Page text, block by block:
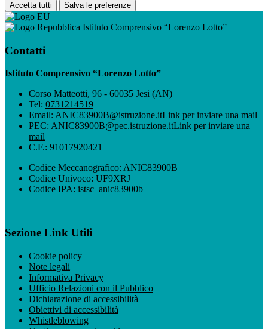
Accetta tutti Salva le preferenze
Istituto Comprensivo “Lorenzo Lotto”
Contatti
Istituto Comprensivo “Lorenzo Lotto”
Corso Matteotti, 96 - 60035 Jesi (AN)
Tel: 0731214519
Email: ANIC83900B@istruzione.itLink per inviare una mail
PEC: ANIC83900B@pec.istruzione.itLink per inviare una
mail
C.F.: 91017920421
Codice Meccanografico: ANIC83900B
Codice Univoco: UF9XRJ
Codice IPA: istsc_anic83900b
Sezione Link Utili
Cookie policy
Note legali
Informativa Privacy
Ufficio Relazioni con il Pubblico
Dichiarazione di accessibilità
Obiettivi di accessibilità
Whistleblowing